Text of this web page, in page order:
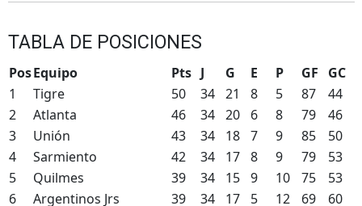
TABLA DE POSICIONES
PosEquipo Pts J G E P GF
GC
1
Tigre 50 34 21 8 5 87
44
2
Atlanta 46 34 20 6 8 79
46
3
Unión 43 34 18 7 9 85
50
4
Sarmiento 42 34 17 8 9 79
53
5
Quilmes 39 34 15 9 10 75
53
6
Argentinos Jrs 39 34 17 5 12 69
60